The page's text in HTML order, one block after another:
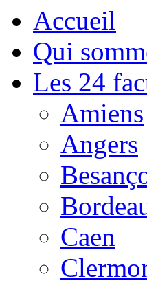
Accueil
Qui
Les 24
Amiens
Angers
Caen